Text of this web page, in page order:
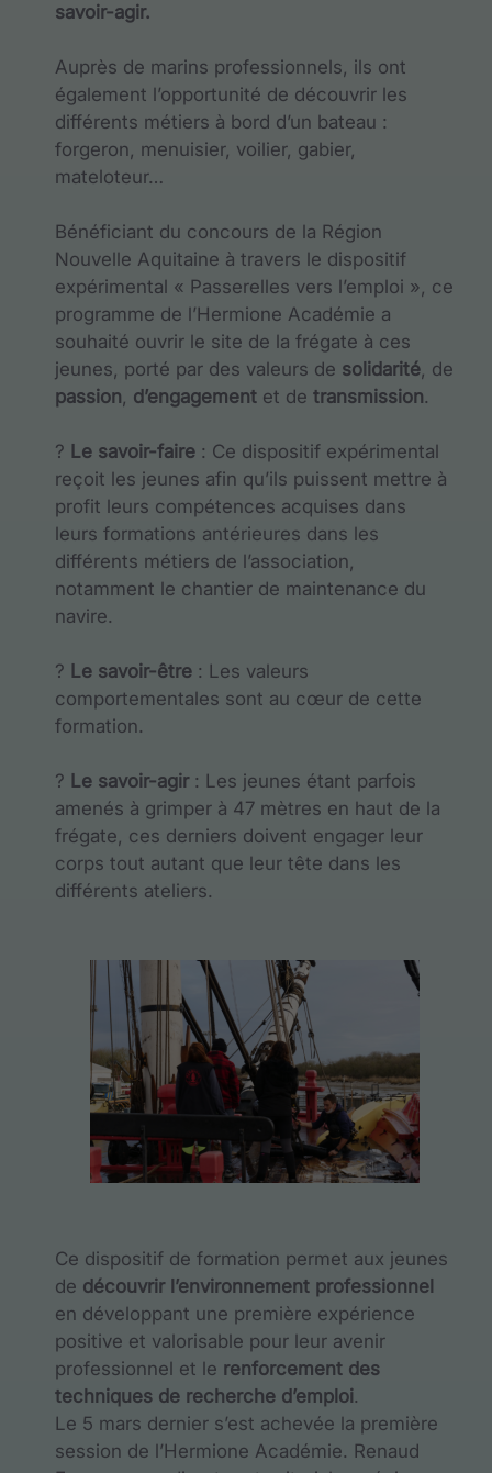
savoir-agir.
Auprès de marins professionnels, ils ont
également l’opportunité de découvrir les
différents métiers à bord d’un bateau :
forgeron, menuisier, voilier, gabier,
mateloteur…
Bénéficiant du concours de la Région
Nouvelle Aquitaine à travers le dispositif
expérimental « Passerelles vers l’emploi », ce
programme de l’Hermione Académie a
souhaité ouvrir le site de la frégate à ces
jeunes, porté par des valeurs de solidarité, de
passion, d’engagement et de transmission.
? Le savoir-faire : Ce dispositif expérimental
reçoit les jeunes afin qu’ils puissent mettre à
profit leurs compétences acquises dans
leurs formations antérieures dans les
différents métiers de l’association,
notamment le chantier de maintenance du
navire.
? Le savoir-être : Les valeurs
comportementales sont au cœur de cette
formation.
? Le savoir-agir : Les jeunes étant parfois
amenés à grimper à 47 mètres en haut de la
frégate, ces derniers doivent engager leur
corps tout autant que leur tête dans les
différents ateliers.
Ce dispositif de formation permet aux jeunes
de découvrir l’environnement professionnel
en développant une première expérience
positive et valorisable pour leur avenir
professionnel et le renforcement des
techniques de recherche d’emploi.
Le 5 mars dernier s’est achevée la première
session de l’Hermione Académie. Renaud